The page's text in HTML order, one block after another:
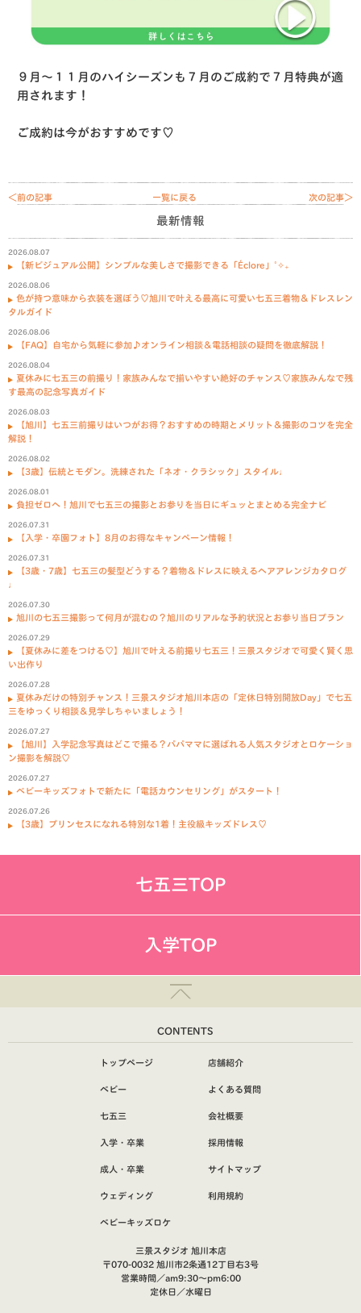
９月〜１１月のハイシーズンも７月のご成約で７月特典が適
用されます！
ご成約は今がおすすめです♡
＜前の記事 次の記事＞
一覧に戻る
最新情報
2026.08.07
【新ビジュアル公開】シンプルな美しさで撮影できる「Éclore」˚✧₊
2026.08.06
色が持つ意味から衣装を選ぼう♡旭川で叶える最高に可愛い七五三着物＆ドレスレン
タルガイド
2026.08.06
【FAQ】自宅から気軽に参加♪オンライン相談＆電話相談の疑問を徹底解説！
2026.08.04
夏休みに七五三の前撮り！家族みんなで揃いやすい絶好のチャンス♡家族みんなで残
す最高の記念写真ガイド
2026.08.03
【旭川】七五三前撮りはいつがお得？おすすめの時期とメリット＆撮影のコツを完全
解説！
2026.08.02
【3歳】伝統とモダン。洗練された「ネオ・クラシック」スタイル♩
2026.08.01
負担ゼロへ！旭川で七五三の撮影とお参りを当日にギュッとまとめる完全ナビ
2026.07.31
【入学・卒園フォト】8月のお得なキャンペーン情報！
2026.07.31
【3歳・7歳】七五三の髪型どうする？着物＆ドレスに映えるヘアアレンジカタログ
♩
2026.07.30
旭川の七五三撮影って何月が混むの？旭川のリアルな予約状況とお参り当日プラン
2026.07.29
【夏休みに差をつける♡】旭川で叶える前撮り七五三！三景スタジオで可愛く賢く思
い出作り
2026.07.28
夏休みだけの特別チャンス！三景スタジオ旭川本店の「定休日特別開放Day」で七五
三をゆっくり相談＆見学しちゃいましょう！
2026.07.27
【旭川】入学記念写真はどこで撮る？パパママに選ばれる人気スタジオとロケーショ
ン撮影を解説♡
2026.07.27
ベビーキッズフォトで新たに「電話カウンセリング」がスタート！
2026.07.26
【3歳】プリンセスになれる特別な1着！主役級キッズドレス♡
七五三TOP
入学TOP
CONTENTS
トップページ
ベビー
七五三
入学・卒業
成人・卒業
ウェディング
ベビーキッズロケ
店舗紹介
よくある質問
会社概要
採用情報
サイトマップ
利用規約
三景スタジオ 旭川本店
〒070-0032 旭川市2条通12丁目右3号
営業時間／am9:30～pm6:00
定休日／水曜日